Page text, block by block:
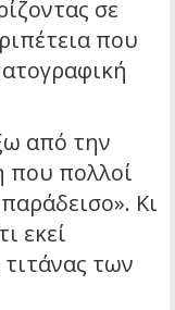
σε
που
από την
που πολλοί
Κι
εκεί
των